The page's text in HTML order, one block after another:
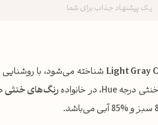
Light Gray
رنگ‌های خنثی